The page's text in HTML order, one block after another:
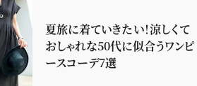
夏旅に着ていきたい！涼しくて
おしゃれな50代に似合うワンピ
ースコーデ7選